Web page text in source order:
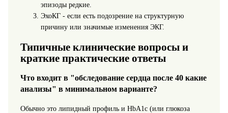
эпизоды редкие.
ЭхоКГ - если есть подозрение на структурную
причину или значимые изменения ЭКГ.
Типичные клинические вопросы и
краткие практические ответы
Что входит в "обследование сердца после 40 какие
анализы" в минимальном варианте?
Обычно это липидный профиль и HbA1c (или глюкоза